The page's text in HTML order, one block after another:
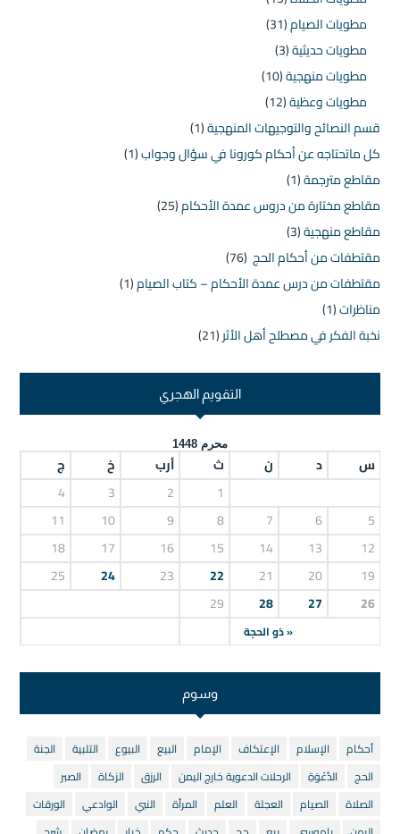
مطويات الصيام(31)
مطويات حديثية(3)
مطويات منهجية(10)
مطويات وعظية(12)
قسم النصائح والتوجيهات المنهجية(1)
كل ماتحتاجه عن أحكام كورونا في سؤال وجواب(1)
مقاطع مترجمة(1)
مقاطع مختارة من دروس عمدة الأحكام(25)
مقاطع منهجية(3)
مقتطفات من أحكام الحج (76)
مقتطفات من درس عمدة الأحكام – كتاب الصيام(1)
مناظرات(1)
نخبة الفكر في مصطلح أهل الأثر(21)
التقويم الهجري
محرم 1448
س د ن ث أرب خ ج
« ذو الحجة
1
2
3
4
5
6
7
8
9
10
11
12
13
14
15
16
17
18
19
20
21
22
23
24
25
26
27
28
29
وسوم
أحكام الإسلام الإعتكاف الإمام البيع البيوع التلبية
الجنة
الحج
الدَّعْوَةِ الرحلات الدعوية خارج اليمن الرزق الزكاة
الصبر
الصلاة
الصيام العجلة العلم المرأة النبي الوادعي
الورقات